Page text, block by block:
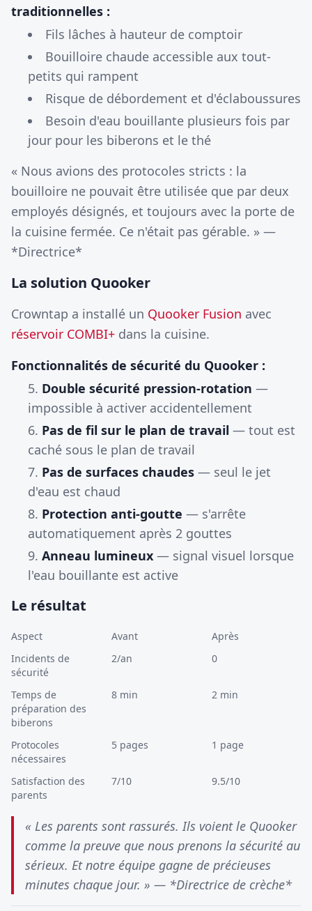
traditionnelles :
Fils lâches à hauteur de comptoir
Bouilloire chaude accessible aux tout-
petits qui rampent
Risque de débordement et d'éclaboussures
Besoin d'eau bouillante plusieurs fois par
jour pour les biberons et le thé
« Nous avions des protocoles stricts : la
bouilloire ne pouvait être utilisée que par deux
employés désignés, et toujours avec la porte de
la cuisine fermée. Ce n'était pas gérable. » —
*Directrice*
La solution Quooker
Crowntap a installé un Quooker Fusion avec
réservoir COMBI+ dans la cuisine.
Fonctionnalités de sécurité du Quooker :
Double sécurité pression-rotation —
impossible à activer accidentellement
Pas de fil sur le plan de travail — tout est
caché sous le plan de travail
Pas de surfaces chaudes — seul le jet
d'eau est chaud
Protection anti-goutte — s'arrête
automatiquement après 2 gouttes
Anneau lumineux — signal visuel lorsque
l'eau bouillante est active
Le résultat
Aspect Avant
Après
Incidents de
sécurité
2/an 0
Temps de
préparation des
biberons
8 min 2 min
Protocoles
nécessaires
5 pages 1 page
Satisfaction des
parents
7/10 9.5/10
« Les parents sont rassurés. Ils voient le Quooker
comme la preuve que nous prenons la sécurité au
sérieux. Et notre équipe gagne de précieuses
minutes chaque jour. » — *Directrice de crèche*